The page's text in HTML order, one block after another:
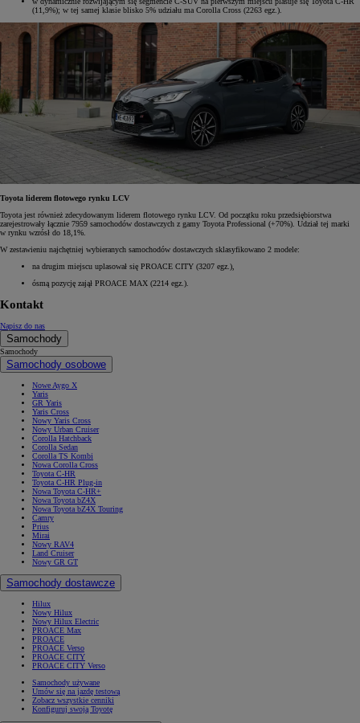
(11,9%); w tej samej klasie blisko 5% udziału ma Corolla Cross (2263 egz.).
Toyota liderem flotowego rynku LCV
Toyota jest również zdecydowanym liderem flotowego rynku LCV. Od początku roku przedsiębiorstwa
zarejestrowały łącznie 7959 samochodów dostawczych z gamy Toyota Professional (+70%). Udział tej marki
w rynku wzrósł do 18,1%.
W zestawieniu najchętniej wybieranych samochodów dostawczych sklasyfikowano 2 modele:
na drugim miejscu uplasował się PROACE CITY (3207 egz.),
ósmą pozycję zajął PROACE MAX (2214 egz.).
Kontakt
Napisz do nas
Samochody
Samochody
Samochody osobowe
Nowe Aygo X
Yaris
GR Yaris
Yaris Cross
Nowy Yaris Cross
Nowy Urban Cruiser
Corolla Hatchback
Corolla Sedan
Corolla TS Kombi
Nowa Corolla Cross
Toyota C-HR
Toyota C-HR Plug-in
Nowa Toyota C-HR+
Nowa Toyota bZ4X
Nowa Toyota bZ4X Touring
Camry
Prius
Mirai
Nowy RAV4
Land Cruiser
Nowy GR GT
Samochody dostawcze
Hilux
Nowy Hilux
Nowy Hilux Electric
PROACE Max
PROACE
PROACE Verso
PROACE CITY
PROACE CITY Verso
Samochody używane
Umów się na jazdę testową
Zobacz wszystkie cenniki
Konfiguruj swoją Toyotę